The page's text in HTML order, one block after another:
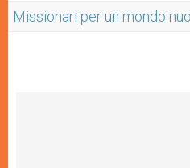
Missionari per un mondo